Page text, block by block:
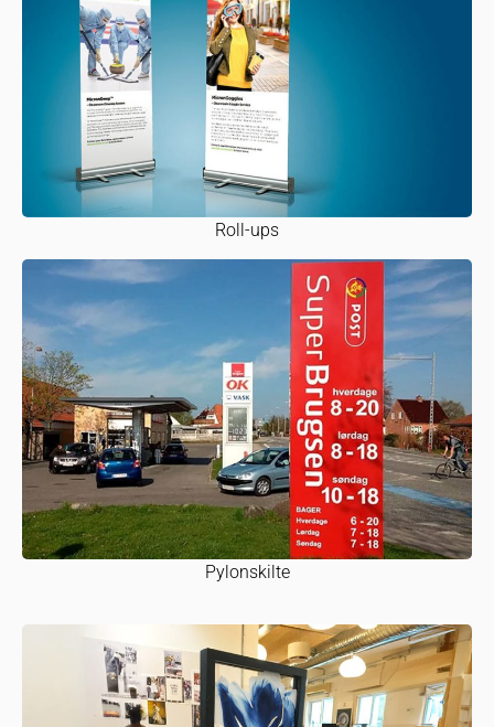
Roll-ups
Pylonskilte